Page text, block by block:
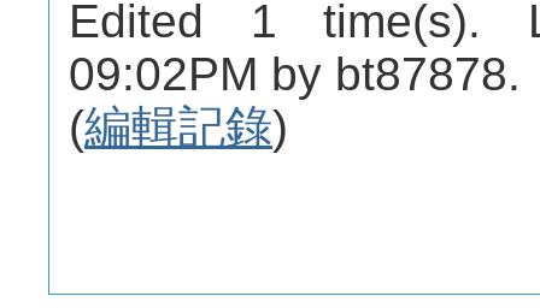
Edited 1 time(s).
09:02PM by bt87878.
(編輯記錄)